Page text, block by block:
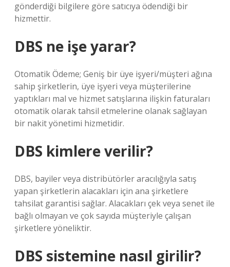
gönderdiği bilgilere göre satıcıya ödendiği bir
hizmettir.
DBS ne işe yarar?
Otomatik Ödeme; Geniş bir üye işyeri/müşteri ağına
sahip şirketlerin, üye işyeri veya müşterilerine
yaptıkları mal ve hizmet satışlarına ilişkin faturaları
otomatik olarak tahsil etmelerine olanak sağlayan
bir nakit yönetimi hizmetidir.
DBS kimlere verilir?
DBS, bayiler veya distribütörler aracılığıyla satış
yapan şirketlerin alacakları için ana şirketlere
tahsilat garantisi sağlar. Alacakları çek veya senet ile
bağlı olmayan ve çok sayıda müşteriyle çalışan
şirketlere yöneliktir.
DBS sistemine nasıl girilir?